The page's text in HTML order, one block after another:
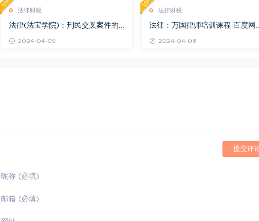
法律财税
法律(法宝学院)：刑民交叉案件的
2024-04-09
VIP
法律财税
法律：万国律师培训课程 百度网
2024-04-08
VIP
提交评
昵称 (必填)
邮箱 (必填)